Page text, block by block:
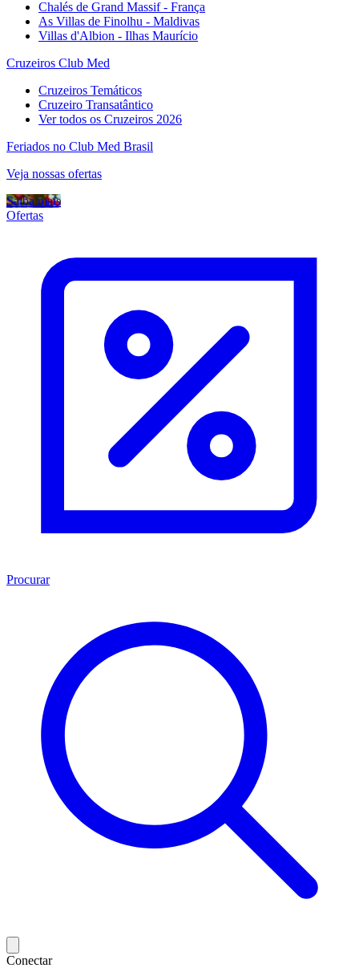
Chalés de Grand Massif - França
As Villas de Finolhu - Maldivas
Villas d'Albion - Ilhas Maurício
Cruzeiros Club Med
Cruzeiros Temáticos
Cruzeiro Transatântico
Ver todos os Cruzeiros 2026
Feriados no Club Med Brasil
Veja nossas ofertas
Saiba mais
Ofertas
Procurar
Conectar